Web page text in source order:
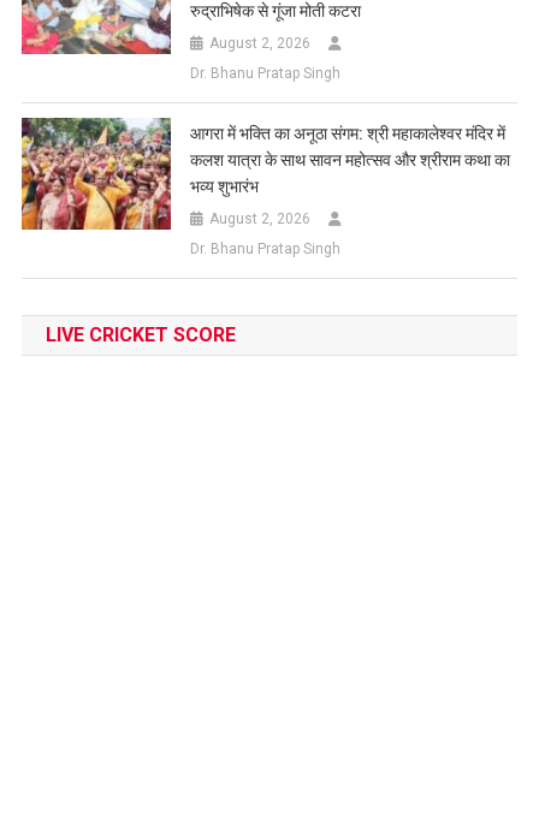
रुद्राभिषेक से गूंजा मोती कटरा
August 2, 2026
Dr. Bhanu Pratap Singh
आगरा में भक्ति का अनूठा संगम: श्री महाकालेश्वर मंदिर में
कलश यात्रा के साथ सावन महोत्सव और श्रीराम कथा का
भव्य शुभारंभ
August 2, 2026
Dr. Bhanu Pratap Singh
LIVE CRICKET SCORE